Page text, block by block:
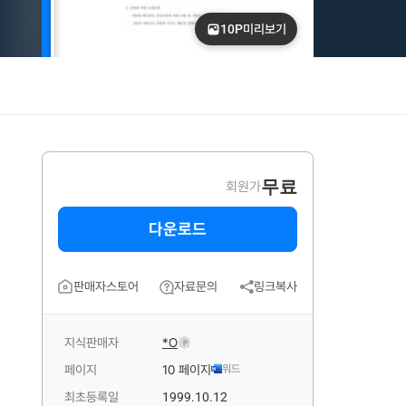
10P미리보기
회원가무료
다운로드
판매자스토어 자료문의 링크복사
지식판매자 *O P
페이지 10 페이지 워드
최초등록일 1999.10.12